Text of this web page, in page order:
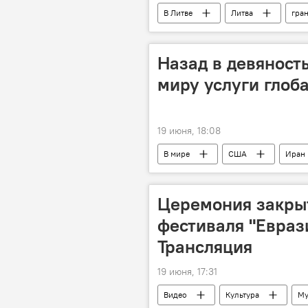
В Литве Литва
Латвия
МВД Литвы
Назад в
миру услуги
19 июня, 18:08
В мире США Иран
Удары США и Израиля по Ирану
Церемония
фестиваля
Трансляция
19 июня, 17:31
Видео Культура